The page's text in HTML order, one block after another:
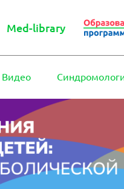
Med-library
Видео